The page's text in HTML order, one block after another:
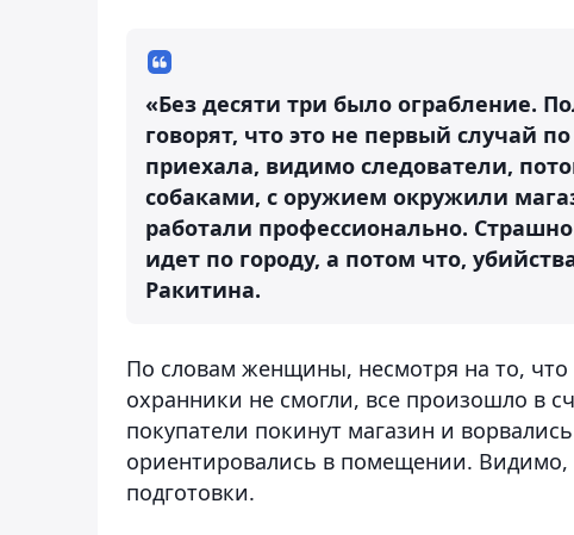
«Без десяти три было ограбление.
говорят, что это не первый случай
приехала, видимо следователи,
собаками, с оружием окружили
работали профессионально.
идет по городу, а потом что,
Ракитина.
По словам женщины, несмотря на то, что
охранники не смогли, все произошло в
покупатели покинут магазин и
ориентировались в помещении. Видимо,
подготовки.